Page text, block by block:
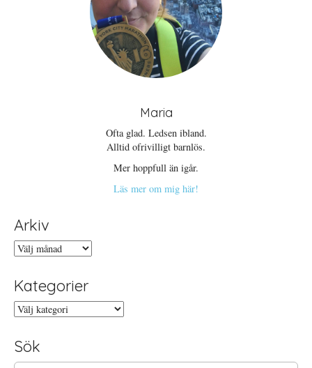
Maria
Ofta glad. Ledsen ibland.
Alltid ofrivilligt barnlös.
Mer hoppfull än igår.
Läs mer om mig här!
Arkiv
Arkiv
Kategorier
Kategorier
Sök